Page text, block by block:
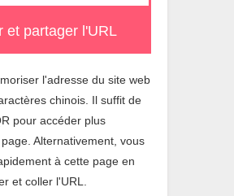
et partager l'URL
l'adresse du site web
chinois. Il suffit de
pour accéder plus
Alternativement, vous
à cette page en
et coller l'URL.